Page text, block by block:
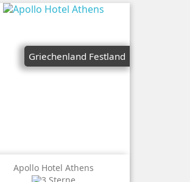
Griechenland Festland
Apollo Hotel Athens